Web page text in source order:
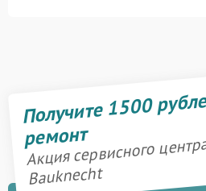
Получите 1500
ремонт
Акция сервисного
Bauknecht